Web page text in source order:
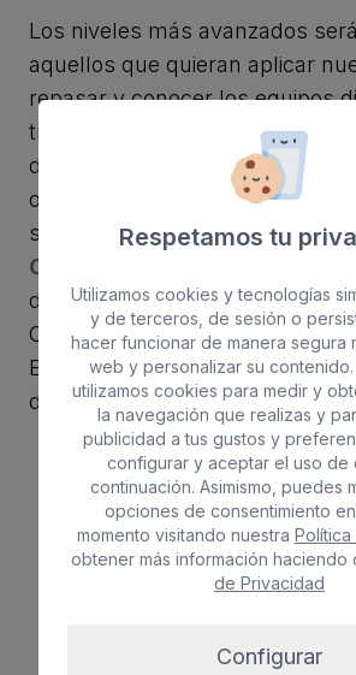
Los niveles más avanzados
aquellos que quieran aplicar
repasar y conocer los equipos
trabajo. Resulta imprescindible
detalle la correcta forma de
obtener los resultados
serán impartidos por la
Carmen Castro
desarrollo de nuevas técnicas,
Canadá por la Academia
Especialista en electroestética y
depilación definitiva (Eléctrica,
Galería de
Respetamos tu
Utilizamos cookies y tecnologías
y de terceros, de sesión o
hacer funcionar de manera segura
web y personalizar su contenido.
utilizamos cookies para medir y
la navegación que realizas y
publicidad a tus gustos y
configurar y aceptar el uso de
continuación. Asimismo, puedes
opciones de consentimiento
momento visitando nuestra
obtener más información haciendo
de Privacidad
Configurar